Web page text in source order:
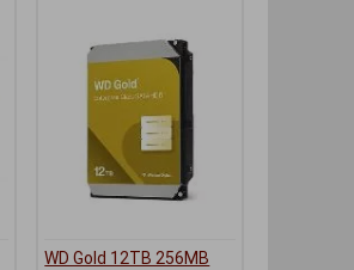
WD Gold 12TB 256MB